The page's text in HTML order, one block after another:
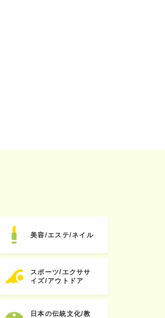
美容/エステ/ネイル
スポーツ/エクササ
イズ/アウトドア
日本の伝統文化/教